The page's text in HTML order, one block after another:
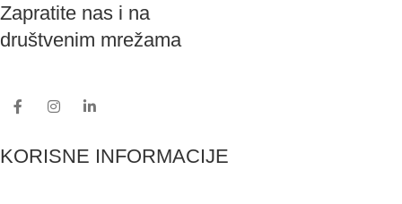
Zapratite nas i na
društvenim mrežama
KORISNE INFORMACIJE